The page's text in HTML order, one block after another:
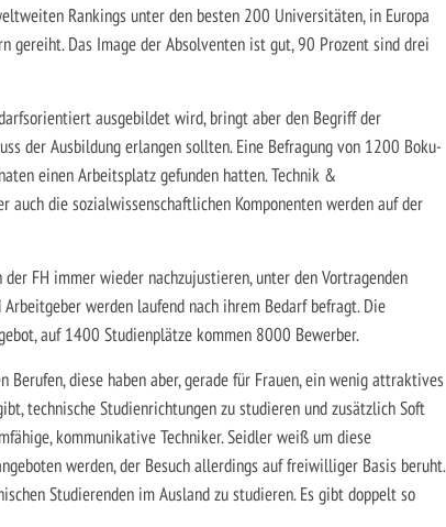
Rankings unter den besten 200 Universitäten, in Europa
gereiht. Das Image der Absolventen ist gut, 90 Prozent sind drei
ausgebildet wird, bringt aber den Begriff der
der Ausbildung erlangen sollten. Eine Befragung von 1200 Boku-
einen Arbeitsplatz gefunden hatten. Technik &
die sozialwissenschaftlichen Komponenten werden auf der
FH immer wieder nachzujustieren, unter den Vortragenden
werden laufend nach ihrem Bedarf befragt. Die
auf 1400 Studienplätze kommen 8000 Bewerber.
diese haben aber, gerade für Frauen, ein wenig attraktives
technische Studienrichtungen zu studieren und zusätzlich Soft
kommunikative Techniker. Seidler weiß um diese
werden, der Besuch allerdings auf freiwilliger Basis beruht.
Studierenden im Ausland zu studieren. Es gibt doppelt so